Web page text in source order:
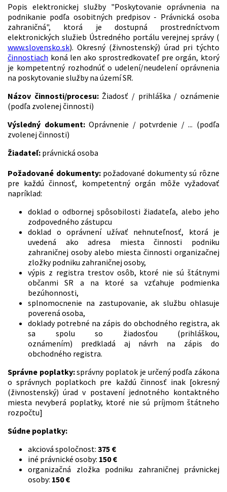
Popis elektronickej služby "Poskytovanie oprávnenia na
podnikanie podľa osobitných predpisov - Právnická osoba
zahraničná", ktorá je dostupná prostredníctvom
elektronických služieb Ústredného portálu verejnej správy (
www.slovensko.sk). Okresný (živnostenský) úrad pri týchto
činnostiach koná len ako sprostredkovateľ pre orgán, ktorý
je kompetentný rozhodnúť o udelení/neudelení oprávnenia
na poskytovanie služby na území SR.
Názov činnosti/procesu:Žiadosť / prihláška / oznámenie
(podľa zvolenej činnosti)
Výsledný dokument:Oprávnenie / potvrdenie / ... (podľa
zvolenej činnosti)
Žiadateľ: právnická osoba
Požadované dokumenty:požadované dokumenty sú rôzne
pre každú činnosť, kompetentný orgán môže vyžadovať
napríklad:
doklad o odbornej spôsobilosti žiadateľa, alebo jeho
zodpovedného zástupcu
doklad o oprávnení užívať nehnuteľnosť, ktorá je
uvedená ako adresa miesta činnosti podniku
zahraničnej osoby alebo miesta činnosti organizačnej
zložky podniku zahraničnej osoby,
výpis z registra trestov osôb, ktoré nie sú štátnymi
občanmi SR a na ktoré sa vzťahuje podmienka
bezúhonnosti,
splnomocnenie na zastupovanie, ak službu ohlasuje
poverená osoba,
doklady potrebné na zápis do obchodného registra, ak
sa spolu so žiadosťou (prihláškou,
oznámením) predkladá aj návrh na zápis do
obchodného registra.
Správne poplatky:správny poplatok je určený podľa zákona
o správnych poplatkoch pre každú činnosť inak [okresný
(živnostenský) úrad v postavení jednotného kontaktného
miesta nevyberá poplatky, ktoré nie sú príjmom štátneho
rozpočtu]
Súdne poplatky:
akciová spoločnost: 375 €
iné právnické osoby: 150 €
organizačná zložka podniku zahraničnej právnickej
osoby: 150 €